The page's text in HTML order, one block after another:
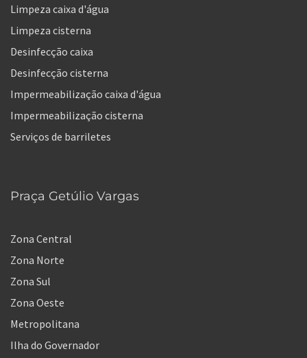
Limpeza caixa d'água
Limpeza cisterna
Desinfecção caixa
Desinfecção cisterna
Impermeabilização caixa d'água
Impermeabilização cisterna
Serviços de barriletes
Praça Getúlio Vargas
Zona Central
Zona Norte
Zona Sul
Zona Oeste
Metropolitana
Ilha do Governador